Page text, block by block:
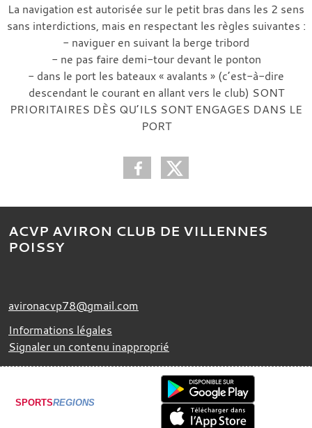
La navigation est autorisée sur le petit bras dans les 2 sens
sans interdictions, mais en respectant les règles suivantes :
- naviguer en suivant la berge tribord
- ne pas faire demi-tour devant le ponton
- dans le port les bateaux « avalants » (c’est-à-dire
descendant le courant en allant vers le club) SONT
PRIORITAIRES DÈS QU’ILS SONT ENGAGES DANS LE
PORT
ACVP AVIRON CLUB DE VILLENNES
POISSY
avironacvp78@gmail.com
Informations légales
Signaler un contenu inapproprié
SPORTSREGIONS